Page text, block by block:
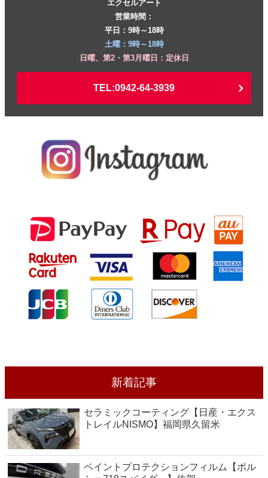
エクセルアート
営業時間：
平日：9時～18時
土曜：9時～18時
日曜、第2・第3月曜日：定休日
TEL:0942-64-3939
新着記事
セラミックコーティング【日産・エクス
トレイルNISMO】福岡県久留米
ペイントプロテクションフィルム【ポル